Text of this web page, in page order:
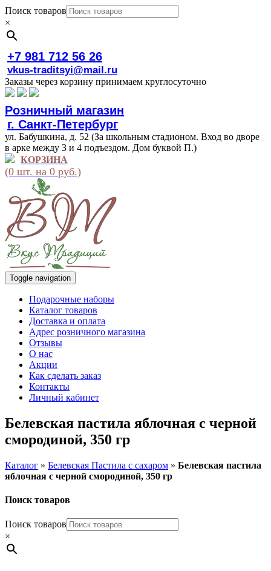
Поиск товаров
×
+7 981 712 56 26
vkus-traditsyi@mail.ru
Заказы через корзину принимаем круглосуточно
Розничный магазин
г. Санкт-Петербург
ул. Бабушкина, д. 52 (За школьным стадионом. Вход во дворе
в арке между 3 и 4 подъездом. Дом буквой П.)
КОРЗИНА
(0 шт. на 0 руб.)
Toggle navigation
Подарочные наборы
Каталог товаров
Доставка и оплата
Адрес розничного магазина
Отзывы
О нас
Акции
Как сделать заказ
Контакты
Личный кабинет
Белевская пастила яблочная с черной
смородиной, 350 гр
Каталог » Белевская Пастила с сахаром » Белевская пастила
яблочная с черной смородиной, 350 гр
Поиск товаров
Поиск товаров
×